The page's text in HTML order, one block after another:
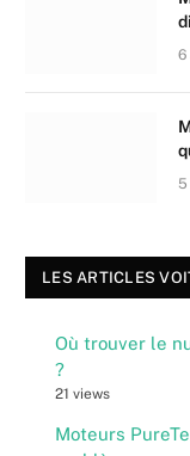
6
LES ARTICLES
Où trouver le
?
21 views
Moteurs